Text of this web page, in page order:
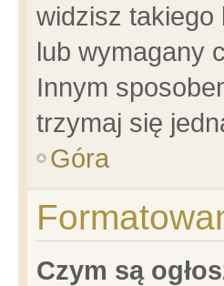
widzisz takiego
lub wymagany
Innym
trzymaj się
Góra
Czym są